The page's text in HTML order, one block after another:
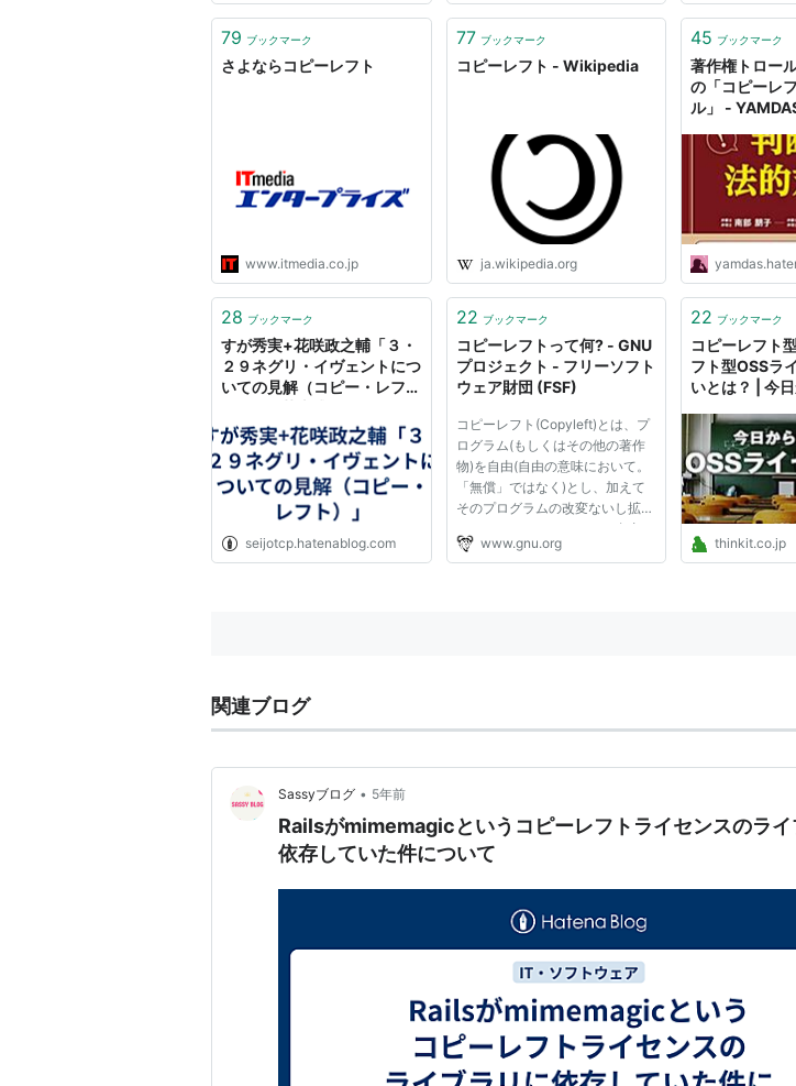
います。 以下の特設サイトに
Linux...
イトにて、単行
が...
79 ブックマーク
さよならコピーレフト
www.itmedia.co.jp
77 ブックマーク
コピーレフト - Wikipedia
ja.wikipedia.org
45 ブックマーク
著作権トロー
の「コピーレ
ル」 -
28 ブックマーク
すが秀実+花咲政之輔「３・
２９ネグリ・イヴェントにつ
いての見解（コピー・レフ
seijotcp.hatenablog.com
22 ブックマーク
コピーレフトって何? - GNU
プロジェクト - フリーソフト
ウェア財団 (FSF)
コピーレフト(Copyleft)とは、プ
ログラム(もしくはその他の著作
物)を自由(自由の意味において。
「無償」ではなく)とし、加えて
そのプログラムの改変ないし拡張
されたバージョンもすべて自由で
あることを要求するための、一般
www.gnu.org
22 ブックマーク
コピーレフト
フト型OSSラ
いとは？ | 今
IT（シンクイ
thinkit.co.jp
関連ブログ
Sassyブログ • 5年前
Railsがmimemagicというコピーレフトライセンスのライ
依存していた件について